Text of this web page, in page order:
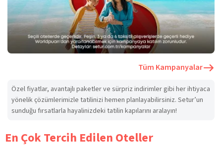
Tüm Kampanyalar
Özel fiyatlar, avantajlı paketler ve sürpriz indirimler gibi her ihtiyaca
yönelik çözümlerimizle tatilinizi hemen planlayabilirsiniz. Setur’un
sunduğu fırsatlarla hayalinizdeki tatilin kapılarını aralayın!
En Çok Tercih Edilen Oteller